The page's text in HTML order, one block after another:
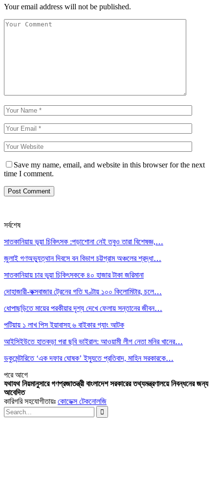
Your email address will not be published.
Save my name, email, and website in this browser for the next
time I comment.
সর্বশেষ
সাতকানিয়ায় ভূয়া চিকিৎসক :পড়াশোনা নেই তবুও তারা বিশেষজ্ঞ,…
জুলাই গণঅভ্যুত্থান দিবসে বন বিভাগ চট্টগ্রাম অঞ্চলের শ্রদ্ধা…
সাতকানিয়ায় চার ভুয়া চিকিৎসককে ৪০ হাজার টাকা জরিমানা
দোহাজারী-কক্সবাজার ট্রেনের গতি ঘণ্টায় ১০০ কিলোমিটার, চলে…
ধোপাছড়িতে মায়ের পরকীয়ার দৃশ্য দেখে ফেলায় সন্তানের জীবন…
পটিয়ায় ১ লাখ পিস ইয়াবাসহ ৬ বাইকার গ্যাং আটক
আইসিইউতে হাতকড়া পরা ছবি ভাইরাল: আওয়ামী লীগ নেতা মনির খানের…
ডকুমেন্টারিতে ‘এক দফার ঘোষক’ ইস্যুতে প্রতিবাদ, মাহিন সরকারকে…
পরেআগে
যথাযথ নিয়মানুসারে গণপ্রজাতন্ত্রী বাংলাদেশ সরকারের তথ্যমন্ত্রণালয়ে নিবন্ধনের জন্য
আবেদিত
কারিগরি সহযোগীতায়ঃ কোডেক্স টেকনোলজি